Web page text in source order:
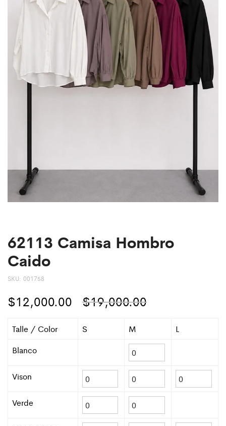
62113 Camisa Hombro
Caido
SKU: 001758
$19,000.00
$12,000.00
Talle / Color S M
L
Blanco
Vison
Verde